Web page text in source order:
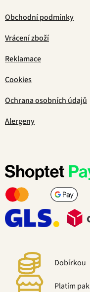
Obchodní podmínky
Vrácení zboží
Reklamace
Cookies
Ochrana osobních údajů
Alergeny
Dobírkou
Platím pak